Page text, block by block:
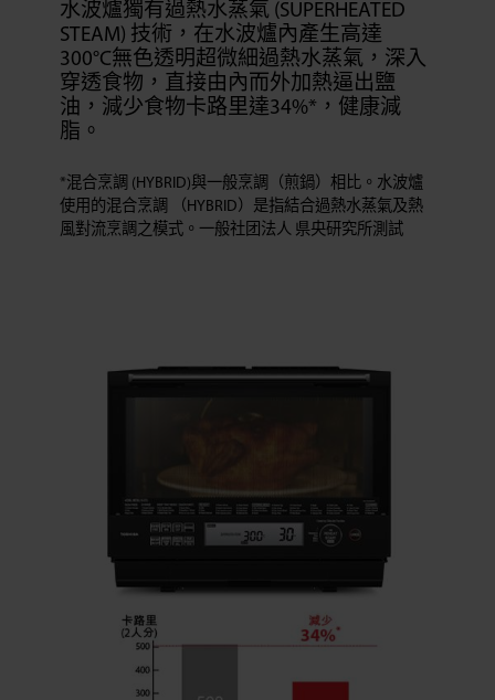
水波爐獨有過熱水蒸氣 (SUPERHEATED
STEAM) 技術，在水波爐內產生高達
300°C無色透明超微細過熱水蒸氣，深入
穿透食物，直接由內而外加熱逼出鹽
油，減少食物卡路里達34%*，健康減
脂。
*混合烹調 (HYBRID)與一般烹調（煎鍋）相比。水波爐
使用的混合烹調 （HYBRID）是指結合過熱水蒸氣及熱
風對流烹調之模式。一般社团法人 県央研究所測試